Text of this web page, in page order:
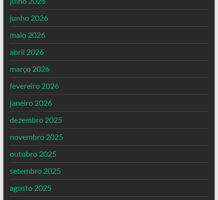
junho 2026
maio 2026
abril 2026
março 2026
fevereiro 2026
janeiro 2026
dezembro 2025
novembro 2025
outubro 2025
setembro 2025
agosto 2025